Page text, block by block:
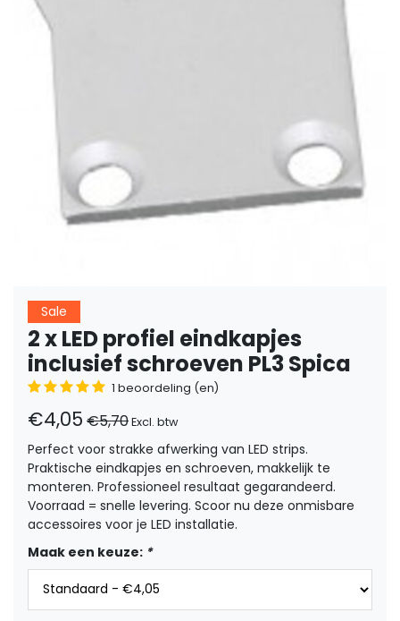
Sale
2 x LED profiel eindkapjes
inclusief schroeven PL3 Spica
1 beoordeling (en)
€4,05 €5,70Excl. btw
Perfect voor strakke afwerking van LED strips.
Praktische eindkapjes en schroeven, makkelijk te
monteren. Professioneel resultaat gegarandeerd.
Voorraad = snelle levering. Scoor nu deze onmisbare
accessoires voor je LED installatie.
Maak een keuze: *